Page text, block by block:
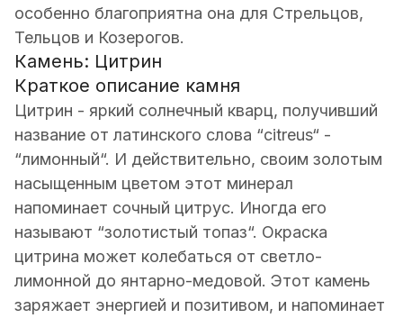
особенно благоприятна она для Стрельцов,
Тельцов и Козерогов.
Камень: Цитрин
Краткое описание камня
Цитрин - яркий солнечный кварц, получивший
название от латинского слова “citreus“ -
“лимонный“. И действительно, своим золотым
насыщенным цветом этот минерал
напоминает сочный цитрус. Иногда его
называют “золотистый топаз“. Окраска
цитрина может колебаться от светло-
лимонной до янтарно-медовой. Этот камень
заряжает энергией и позитивом, и напоминает